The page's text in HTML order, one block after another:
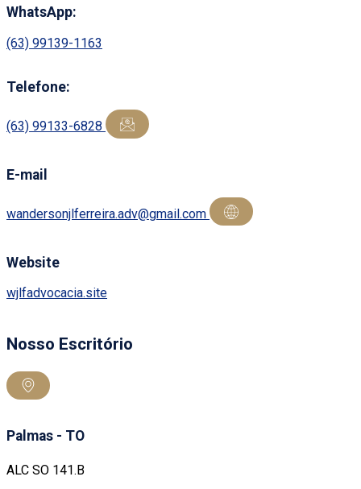
WhatsApp:
(63) 99139-1163
Telefone:
(63) 99133-6828
E-mail
wandersonjlferreira.adv@gmail.com
Website
wjlfadvocacia.site
Nosso Escritório
Palmas - TO
ALC SO 141.B